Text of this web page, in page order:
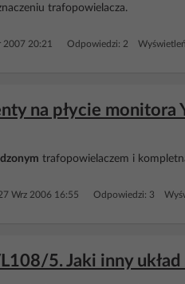
trafopowielacza.
2007 20:21 Odpowiedzi: 2
na płycie
trafopowielaczem i
Wrz 2006 16:55 Odpowiedzi: 3
5. Jaki inny